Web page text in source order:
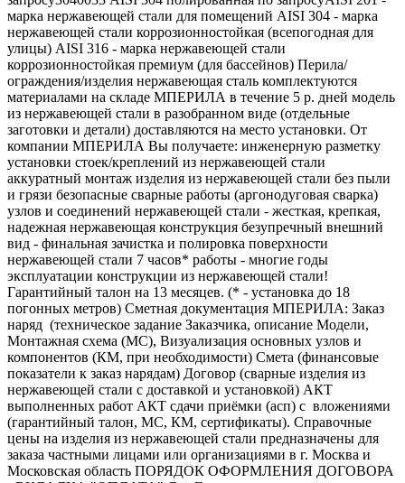
марка нержавеющей стали для помещений AISI 304 - марка
нержавеющей стали коррозионностойкая (всепогодная для
улицы) AISI 316 - марка нержавеющей стали
коррозионностойкая премиум (для бассейнов) Перила/
ограждения/изделия нержавеющая сталь комплектуются
материалами на складе МПЕРИЛА в течение 5 р. дней модель
из нержавеющей стали в разобранном виде (отдельные
заготовки и детали) доставляются на место установки. От
компании МПЕРИЛА Вы получаете: инженерную разметку
установки стоек/креплений из нержавеющей стали
аккуратный монтаж изделия из нержавеющей стали без пыли
и грязи безопасные сварные работы (аргонодуговая сварка)
узлов и соединений нержавеющей стали - жесткая, крепкая,
надежная нержавеющая конструкция безупречный внешний
вид - финальная зачистка и полировка поверхности
нержавеющей стали 7 часов* работы - многие годы
эксплуатации конструкции из нержавеющей стали!
Гарантийный талон на 13 месяцев. (* - установка до 18
погонных метров) Сметная документация МПЕРИЛА: Заказ
наряд (техническое задание Заказчика, описание Модели,
Монтажная схема (МС), Визуализация основных узлов и
компонентов (КМ, при необходимости) Смета (финансовые
показатели к заказ нарядам) Договор (сварные изделия из
нержавеющей стали с доставкой и установкой) АКТ
выполненных работ АКТ сдачи приёмки (асп) с вложениями
(гарантийный талон, МС, КМ, сертификаты). Справочные
цены на изделия из нержавеющей стали предназначены для
заказа частными лицами или организациями в г. Москва и
Московская область ПОРЯДОК ОФОРМЛЕНИЯ ДОГОВОРА